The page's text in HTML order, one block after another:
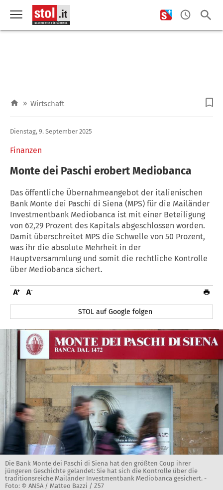
» Wirtschaft
Finanzen
Dienstag, 9. September 2025
Monte dei Paschi erobert Mediobanca
Das öffentliche Übernahmeangebot der italienischen
Bank Monte dei Paschi di Siena (MPS) für die Mailänder
Investmentbank Mediobanca ist mit einer Beteiligung
von 62,29 Prozent des Kapitals abgeschlossen worden.
Damit überschreitet MPS die Schwelle von 50 Prozent,
was ihr die absolute Mehrheit in der
Hauptversammlung und somit die rechtliche Kontrolle
über Mediobanca sichert.
STOL auf Google folgen
Die Bank Monte dei Paschi di Siena hat den größten Coup ihrer
jüngeren Geschichte gelandet: Sie hat sich die Kontrolle über die
traditionsreiche Mailänder Investmentbank Mediobanca gesichert. -
Foto: © ANSA / Matteo Bazzi / Z57